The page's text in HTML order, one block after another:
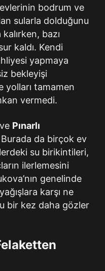
bodrum ve
sularla dolduğunu
bazı
kaldı. Kendi
yapmaya
bekleyişi
yolları tamamen
vermedi.
ve Pınarlı
da birçok ev
su birikintileri,
ilerlemesini
genelinde
karşı ne
bir kez daha gözler